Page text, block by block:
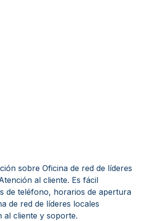
sobre Oficina de red de líderes
al cliente. Es fácil
de teléfono, horarios de apertura
de red de líderes locales
al cliente y soporte.